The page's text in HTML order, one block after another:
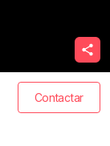
Contactar